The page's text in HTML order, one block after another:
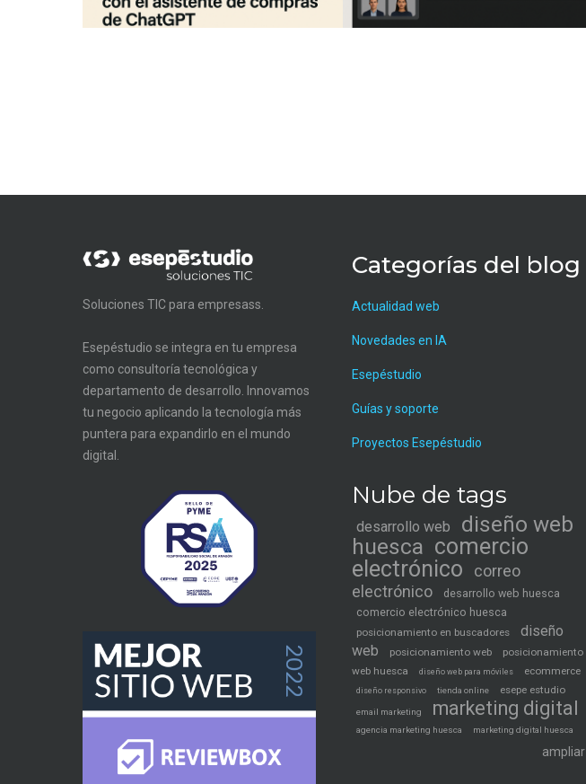
Soluciones TIC para empresass.
Esepéstudio se integra en tu empresa
como consultoría tecnológica y
departamento de desarrollo. Innovamos
tu negocio aplicando la tecnología más
puntera para expandirlo en el mundo
digital.
Categorías del blog
Actualidad web
Novedades en IA
Esepéstudio
Guías y soporte
Proyectos Esepéstudio
Nube de tags
desarrollo web
diseño web
huesca comercio
electrónico
correo
electrónico
desarrollo web huesca
comercio electrónico huesca
posicionamiento en buscadores
diseño
web
posicionamiento web
posicionamiento
web huesca
diseño web para móviles ecommerce
diseño responsivo tienda online esepe estudio
email marketing marketing digital
agencia marketing huesca marketing digital huesca
ampliar